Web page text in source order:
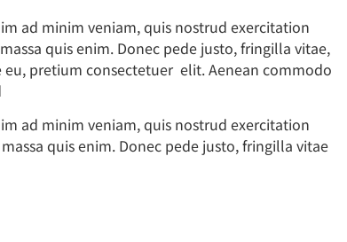
ad minim veniam, quis nostrud exercitation
quis enim. Donec pede justo, fringilla vitae,
pretium consectetuer elit. Aenean commodo
ad minim veniam, quis nostrud exercitation
quis enim. Donec pede justo, fringilla vitae